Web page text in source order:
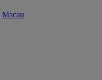
Macau